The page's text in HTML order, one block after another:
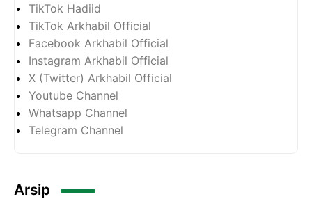
TikTok Hadiid
TikTok Arkhabil Official
Facebook Arkhabil Official
Instagram Arkhabil Official
X (Twitter) Arkhabil Official
Youtube Channel
Whatsapp Channel
Telegram Channel
Arsip